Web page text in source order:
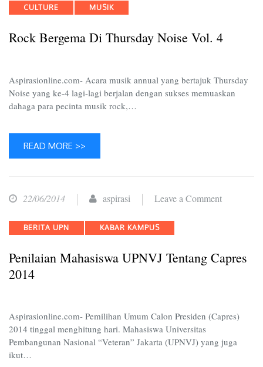
Thursday
Vol.
4
Categories
CULTURE MUSIK
Rock Bergema Di Thursday Noise Vol. 4
Aspirasionline.com- Acara musik annual yang bertajuk Thursday
Noise yang ke-4 lagi-lagi berjalan dengan sukses memuaskan
dahaga para pecinta musik rock,…
READ MORE >>
22/06/2014 aspirasi Leave a Commenton
tentang
Categories
BERITA UPN KABAR KAMPUS
Penilaian Mahasiswa UPNVJ Tentang Capres
2014
Aspirasionline.com- Pemilihan Umum Calon Presiden (Capres)
2014 tinggal menghitung hari. Mahasiswa Universitas
Pembangunan Nasional “Veteran” Jakarta (UPNVJ) yang juga
ikut…